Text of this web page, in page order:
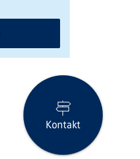
Kontakt